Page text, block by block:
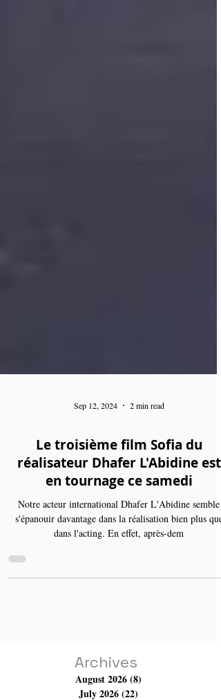
Le troisième film Sofia du
réalisateur Dhafer L'Abidine est
en tournage ce samedi
Notre acteur international Dhafer L'Abidine semble
s'épanouir davantage dans la réalisation bien plus que
dans l'acting. En effet, après-dem